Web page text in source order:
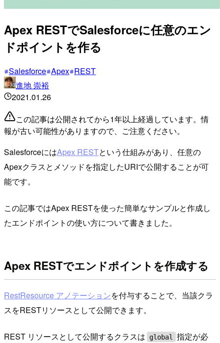
Apex RESTでSalesforceに任意のエン
ドポイントを作る
Salesforce Apex REST
進地 崇裕
2021.01.26
この記事は公開されてから1年以上経過しています。情
報が古い可能性がありますので、ご注意ください。
SalesforceにはApex RESTという仕組みがあり、任意の
Apexクラスとメソッドを指定したURIで公開することが可
能です。
この記事ではApex RESTを使った簡単なサンプルと作成し
たエンドポイントの使い方について書きました。
Apex RESTでエンドポイントを作成する
RestResource アノテーションを付与することで、当該クラ
スをRESTリソースとして公開できます。
REST リソースとして公開するクラスは global
指定が必